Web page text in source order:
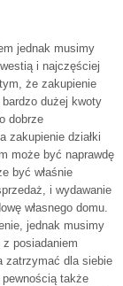
jednak musimy
i najczęściej
że zakupienie
dużej kwoty
dobrze
zakupienie działki
może być naprawdę
być właśnie
i wydawanie
własnego domu.
jednak musimy
posiadaniem
zatrzymać dla siebie
pewnością także